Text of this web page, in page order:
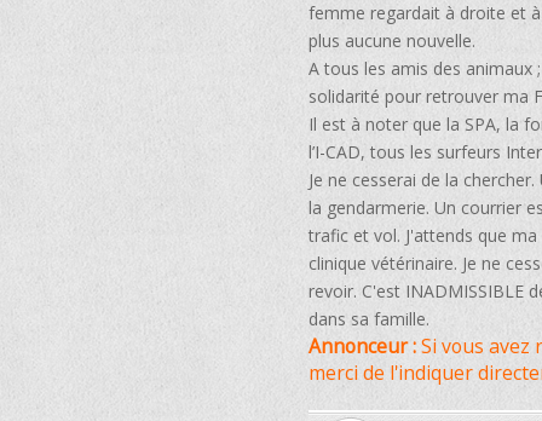
femme regardait à droite et
plus aucune nouvelle.
A tous les amis des animaux
solidarité pour retrouver ma
Il est à noter que la SPA, la
l’I-CAD, tous les surfeurs
Je ne cesserai de la
la gendarmerie. Un courrier
trafic et vol. J'attends que
clinique vétérinaire. Je ne
revoir. C'est INADMISSIBLE
dans sa famille.
Annonceur :Si vous
merci de l'indiquer